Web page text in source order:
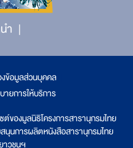
ำ
ข้อมูลส่วนบุคคล
ายการให้บริการ
ของมูลนิธิโครงการสารานุกรมไทย
นุนการผลิตหนังสือสารานุกรมไทย
าวชนฯ